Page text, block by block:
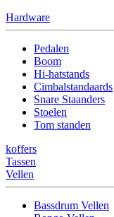
Hardware
Pedalen
Boom
Hi-hatstands
Cimbalstandaards
Snare Staanders
Stoelen
Tom standen
koffers
Tassen
Vellen
Bassdrum Vellen